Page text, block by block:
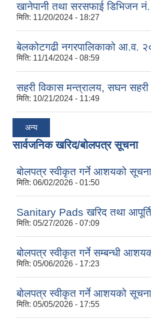
खानेपानी तथा सरसफाई डिभिजन
मिति: 11/20/2024 - 18:27
बेलकोटगढी नगरपालिकाको आ.व.
मिति: 11/14/2024 - 08:59
सहरी विकास मन्त्रालय, सघन
मिति: 10/21/2024 - 11:49
अन्य
सार्वजनिक खरिद/बोलपत्र सूचना
बोलपत्र स्वीकृत गर्ने आशयको
मिति: 06/02/2026 - 01:50
Sanitary Pads खरिद तथा
मिति: 05/27/2026 - 07:09
बोलपत्र स्वीकृत गर्ने सम्बन्धी
मिति: 05/06/2026 - 17:23
बोलपत्र स्वीकृत गर्ने आशयको
मिति: 05/05/2026 - 17:55